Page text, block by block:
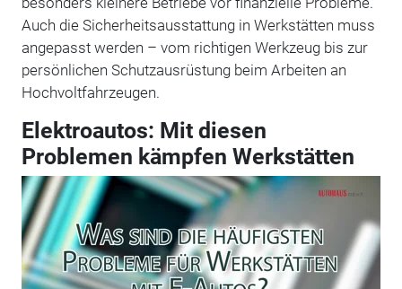
Auch die Sicherheitsausstattung in Werkstätten muss
angepasst werden – vom richtigen Werkzeug bis zur
persönlichen Schutzausrüstung beim Arbeiten an
Hochvoltfahrzeugen.
Elektroautos: Mit diesen
Problemen kämpfen Werkstätten